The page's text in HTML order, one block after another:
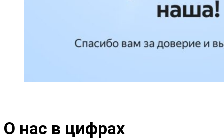
О нас в цифрах